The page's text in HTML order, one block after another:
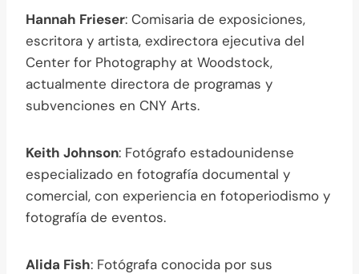
Hannah Frieser: Comisaria de exposiciones,
escritora y artista, exdirectora ejecutiva del
Center for Photography at Woodstock,
actualmente directora de programas y
subvenciones en CNY Arts.
Keith Johnson: Fotógrafo estadounidense
especializado en fotografía documental y
comercial, con experiencia en fotoperiodismo y
fotografía de eventos.
Alida Fish: Fotógrafa conocida por sus